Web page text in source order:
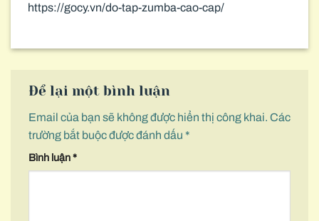
https://gocy.vn/do-tap-zumba-cao-cap/
Để lại một bình luận
Email của bạn sẽ không được hiển thị công khai. Các
trường bắt buộc được đánh dấu *
Bình luận*